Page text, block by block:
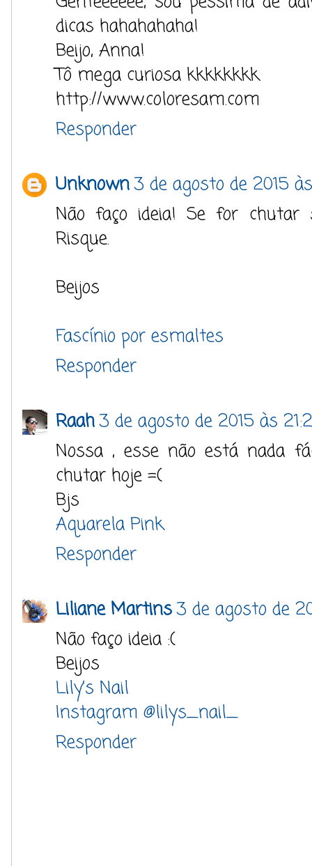
dicas hahahahaha!
Beijo, Anna!
Tô mega curiosa kkkkkkkk
http://www.coloresam.com
Responder
Unknown3 de agosto de 2015
Não faço ideia! Se for chutar
Risque.
Beijos
Fascínio por esmaltes
Responder
Raah3 de agosto de 2015 às
Nossa , esse não está nada
chutar hoje =(
Bjs
Aquarela Pink
Responder
Liliane Martins3 de agosto de
Não faço ideia :(
Beijos
Lily’s Nail
Instagram @lilys_nail_
Responder